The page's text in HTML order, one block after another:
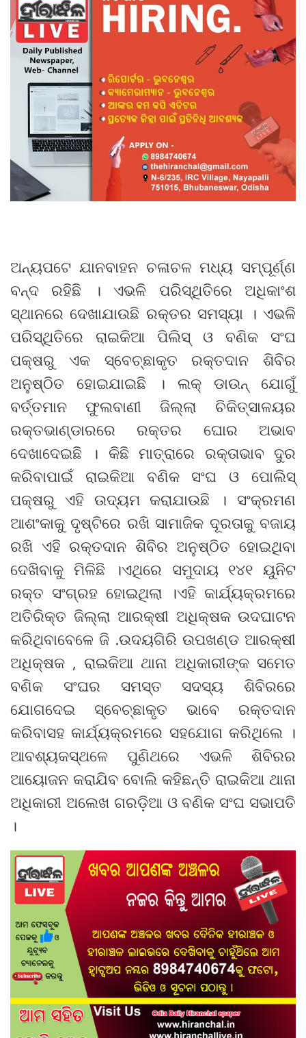
ଅନ୍ୟପଟେ ଯାନବାହନ ଚଳାଚଳ ମଧ୍ୟ ସମ୍ପୂର୍ଣ୍ଣ
ବନ୍ଦ ରହିଛି । ଏଭଳି ପରିସ୍ଥିତିରେ ଅଧିକାଂଶ
ସ୍ଥାନରେ ଦେଖାଯାଉଛି ରକ୍ତର ସମସ୍ୟା । ଏଭଳି
ପରିସ୍ଥିତିରେ ରାଇକିଆ ପିଲିସ୍ ଓ ବଣିକ ସଂଘ
ପକ୍ଷରୁ ଏକ ସ୍ବେଚ୍ଛାକୃତ ରକ୍ତଦାନ ଶିବିର
ଅନୁଷ୍ଠିତ ହୋଇଯାଇଛି । ଲକ୍ ଡାଉନ୍ ଯୋଗୁଁ
ବର୍ତ୍ତମାନ ଫୁଲବାଣୀ ଜିଲ୍ଲା ଚିକିତ୍ସାଳୟର
ରକ୍ତଭାଣ୍ଡାରରେ ରକ୍ତର ଘୋର ଅଭାବ
ଦେଖାଦେଇଛି । କିଛି ମାତ୍ରାରେ ରକ୍ତାଭାବ ଦୁର
କରିବାପାଇଁ ରାଇକିଆ ବଣିକ ସଂଘ ଓ ପୋଲିସ୍
ପକ୍ଷରୁ ଏହି ଉଦ୍ୟମ କରାଯାଉଛି । ସଂକ୍ରମଣ
ଆଶଂକାକୁ ଦୃଷ୍ଟିରେ ରଖି ସାମାଜିକ ଦୂରତାକୁ ବଜାୟ
ରଖି ଏହି ରକ୍ତଦାନ ଶିବିର ଅନୁଷ୍ଠିତ ହୋଇଥିବା
ଦେଖିବାକୁ ମିଳିଛି ।ଏଥିରେ ସମୁଦାୟ ୧୪୧ ୟୁନିଟ
ରକ୍ତ ସଂଗ୍ରହ ହୋଇଥିଲା ।ଏହି କାର୍ଯ୍ୟକ୍ରମରେ
ଅତିରିକ୍ତ ଜିଲ୍ଲା ଆରକ୍ଷୀ ଅଧିକ୍ଷକ ଉଦଘାଟନ
କରିଥିବାବେଳେ ଜି .ଉଦୟଗିରି ଉପଖଣ୍ଡ ଆରକ୍ଷୀ
ଅଧିକ୍ଷକ , ରାଇକିଆ ଥାନା ଅଧିକାରୀଙ୍କ ସମେତ
ବଣିକ ସଂଘର ସମସ୍ତ ସଦସ୍ୟ ଶିବିରରେ
ଯୋଗଦେଇ ସ୍ବେଚ୍ଛାକୃତ ଭାବେ ରକ୍ତଦାନ
କରିବାସହ କାର୍ଯ୍ୟକ୍ରମରେ ସହଯୋଗ କରିଥିଲେ ।
ଆବଶ୍ୟକସ୍ଥଳେ ପୁଣିଥରେ ଏଭଳି ଶିବିରର
ଆୟୋଜନ କରାଯିବ ବୋଲି କହିଛନ୍ତି ରାଇକିଆ ଥାନା
ଅଧିକାରୀ ଅଲେଖ ଗରଡ଼ିଆ ଓ ବଣିକ ସଂଘ ସଭାପତି
।